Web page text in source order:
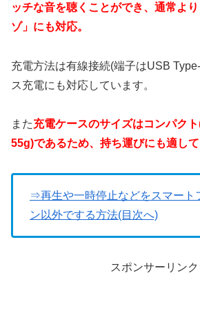
ッチな音を聴くことができ、通常よ
ゾ」にも対応。
充電方法は有線接続(端子はUSB
ス充電にも対応しています。
また充電ケースのサイズはコンパク
55g)であるため、持ち運びにも適して
⇒再生や一時停止などをスマート
ン以外でする方法(目次へ)
スポンサーリンク